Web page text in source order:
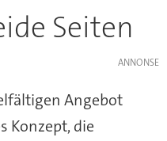
Seiten
Angebot
Konzept, die